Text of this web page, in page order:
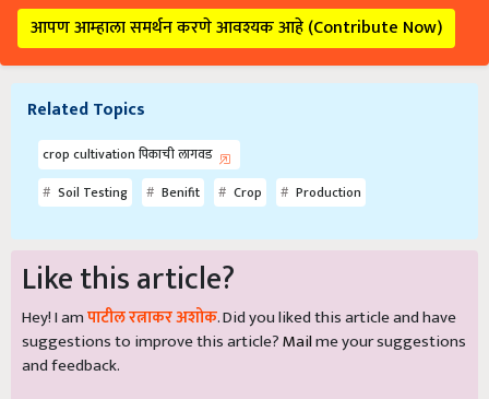
आपण आम्हाला समर्थन करणे आवश्यक आहे (Contribute Now)
Related Topics
crop cultivation पिकाची लागवड
Soil Testing
Benifit Crop Production
Like this article?
Hey! I amपाटील रत्नाकर अशोक. Did you liked this article and have
suggestions to improve this article?Mailme your suggestions
and feedback.